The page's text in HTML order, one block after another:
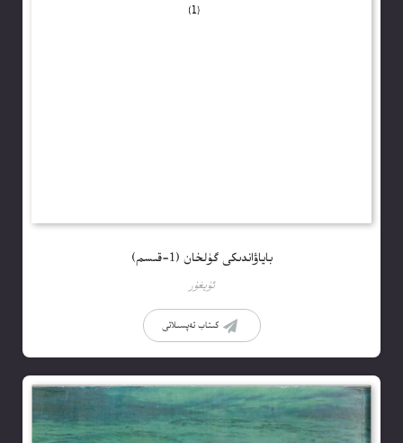
باياۋاندىكى گۈلخان (1-قىسم)
ئۇيغۇر
كىتاب تەپسىلاتى